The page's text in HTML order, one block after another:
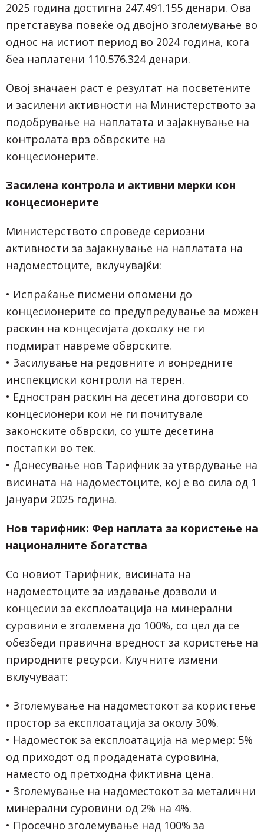
2025 година достигна 247.491.155 денари. Ова
претставува повеќе од двојно зголемување во
однос на истиот период во 2024 година, кога
беа наплатени 110.576.324 денари.
Овој значаен раст е резултат на посветените
и засилени активности на Министерството за
подобрување на наплатата и зајакнување на
контролата врз обврските на
концесионерите.
Засилена контрола и активни мерки кон
концесионерите
Министерството спроведе сериозни
активности за зајакнување на наплатата на
надоместоците, вклучувајќи:
• Испраќање писмени опомени до
концесионерите со предупредување за можен
раскин на концесијата доколку не ги
подмират навреме обврските.
• Засилување на редовните и вонредните
инспекциски контроли на терен.
• Едностран раскин на десетина договори со
концесионери кои не ги почитувале
законските обврски, со уште десетина
постапки во тек.
• Донесување нов Тарифник за утврдување на
висината на надоместоците, кој е во сила од 1
јануари 2025 година.
Нов тарифник: Фер наплата за користење на
националните богатства
Со новиот Тарифник, висината на
надоместоците за издавање дозволи и
концесии за експлоатација на минерални
суровини е зголемена до 100%, со цел да се
обезбеди правична вредност за користење на
природните ресурси. Клучните измени
вклучуваат:
• Зголемување на надоместокот за користење
простор за експлоатација за околу 30%.
• Надоместок за експлоатација на мермер: 5%
од приходот од продадената суровина,
наместо од претходна фиктивна цена.
• Зголемување на надоместокот за металични
минерални суровини од 2% на 4%.
• Просечно зголемување над 100% за